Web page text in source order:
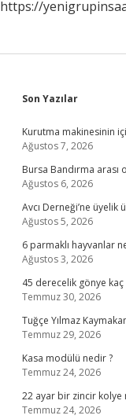
https://
Sidebar
Son Yazılar
Kurutma makinesinin
Ağustos 7, 2026
Bursa Bandırma arası
Ağustos 6, 2026
Avcı Derneği’ne üyelik
Ağustos 5, 2026
6 parmaklı hayvanlar
Ağustos 3, 2026
45 derecelik gönye kaç
Temmuz 30, 2026
Tuğçe Yılmaz
Temmuz 29, 2026
Kasa modülü nedir ?
Temmuz 24, 2026
22 ayar bir zincir kolye
Temmuz 24, 2026